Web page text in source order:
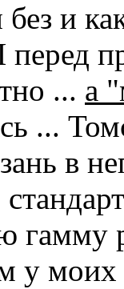
без и
... а
...
в
у